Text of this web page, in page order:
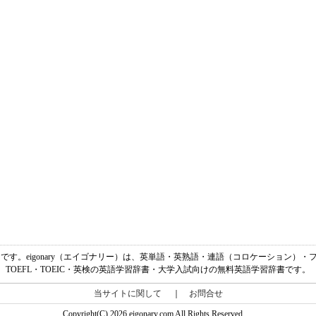
す。eigonary（エイゴナリー）は、英単語・英熟語・連語（コロケーション）・
TOEFL・TOEIC・英検の英語学習辞書・大学入試向けの無料英語学習辞書です。
当サイトに関して お問合せ
Copyright(C) 2026 eigonary.com All Rights Reserved.